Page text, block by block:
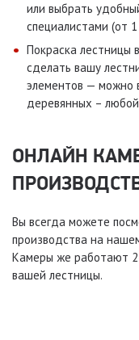
или выбрать
специалистами (от
Покраска лестницы
сделать вашу
элементов — можно
деревянных –
ОНЛАЙН
Вы всегда можете
производства на
Камеры же работают
вашей лестницы.